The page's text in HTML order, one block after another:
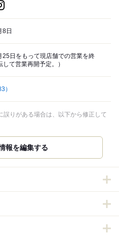
8日
25日をもって現店舗での営業を終
して営業再開予定。）
）
りがある場合は、以下から修正して